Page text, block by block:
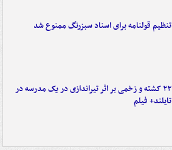
تنظیم قولنامه برای اسناد سبزرنگ ممنوع شد
۲۲ کشته و زخمی بر اثر تیراندازی در یک مدرسه در
تایلند+ فیلم